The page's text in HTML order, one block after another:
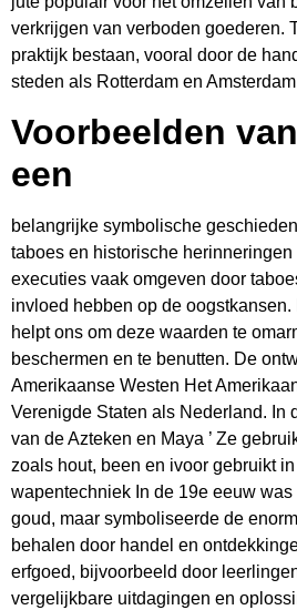
verkrijgen van verboden goederen.
praktijk bestaan, vooral door de
steden als Rotterdam en
Voorbeelden
een
belangrijke symbolische
taboes en historische
executies vaak omgeven door
invloed hebben op de
helpt ons om deze waarden te
beschermen en te benutten. De
Amerikaanse Westen Het
Verenigde Staten als Nederland. In
van de Azteken en Maya ’ Ze
zoals hout, been en ivoor gebruikt
wapentechniek In de 19e eeuw
goud, maar symboliseerde de
behalen door handel en
erfgoed, bijvoorbeeld door
vergelijkbare uitdagingen en